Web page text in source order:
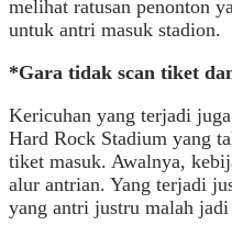
melihat ratusan penonton
untuk antri masuk stadion.
*Gara tidak scan tiket
Kericuhan yang terjadi
Hard Rock Stadium yang
tiket masuk. Awalnya,
alur antrian. Yang terjadi
yang antri justru malah